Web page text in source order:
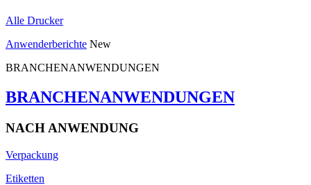
Alle Drucker
Anwenderberichte New
BRANCHENANWENDUNGEN
BRANCHENANWENDUNGEN
NACH ANWENDUNG
Verpackung
Etiketten